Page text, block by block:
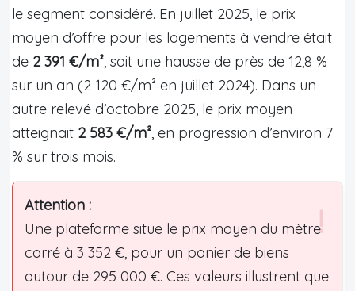
le segment considéré. En juillet 2025, le prix
moyen d’offre pour les logements à vendre était
de 2 391 €/m², soit une hausse de près de 12,8 %
sur un an (2 120 €/m² en juillet 2024). Dans un
autre relevé d’octobre 2025, le prix moyen
atteignait 2 583 €/m², en progression d’environ 7
% sur trois mois.
Attention :
Une plateforme situe le prix moyen du mètre
carré à 3 352 €, pour un panier de biens
autour de 295 000 €. Ces valeurs illustrent que